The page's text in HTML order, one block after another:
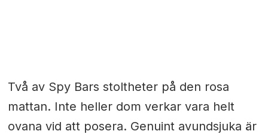
Två av Spy Bars stoltheter på den rosa
mattan. Inte heller dom verkar vara helt
ovana vid att posera. Genuint avundsjuka är